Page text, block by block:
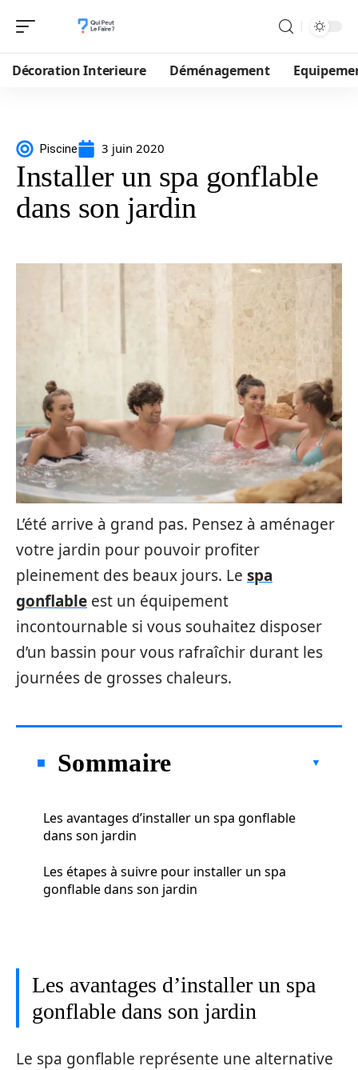
Décoration Interieure Déménagement
Piscine 3 juin 2020
Installer un spa gonflable
dans son jardin
L’été arrive à grand pas. Pensez à aménager
votre jardin pour pouvoir profiter
pleinement des beaux jours. Le spa
gonflable est un équipement
incontournable si vous souhaitez disposer
d’un bassin pour vous rafraîchir durant les
journées de grosses chaleurs.
Sommaire
Les avantages d’installer un spa gonflable
dans son jardin
Les étapes à suivre pour installer un spa
gonflable dans son jardin
Les avantages d’installer un spa
gonflable dans son jardin
Le spa gonflable représente une alternative